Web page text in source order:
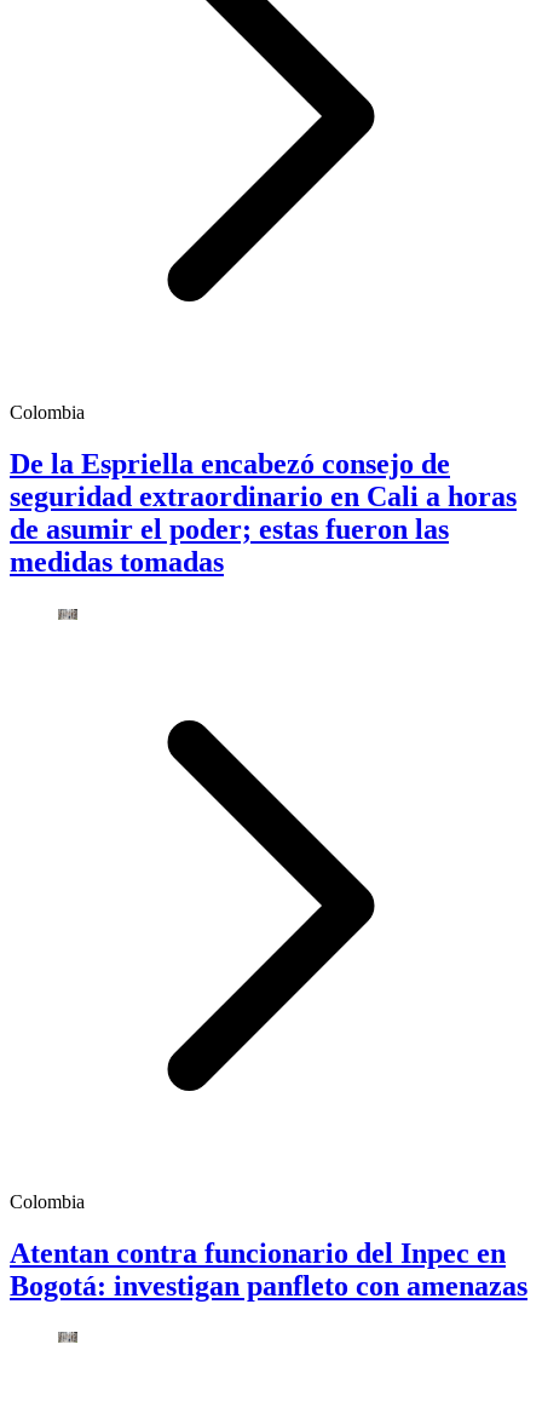
Colombia
De la Espriella encabezó consejo de
seguridad extraordinario en Cali a horas
de asumir el poder; estas fueron las
medidas tomadas
Colombia
Atentan contra funcionario del Inpec en
Bogotá: investigan panfleto con amenazas